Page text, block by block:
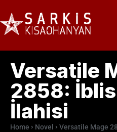
Versatile
2858: İblis
İlahisi
Home Novel Versatile Mage